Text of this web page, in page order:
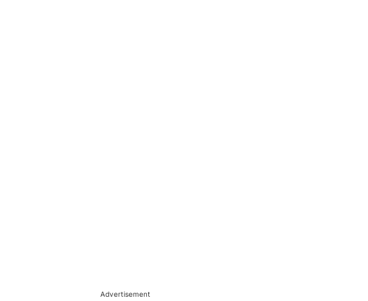
Advertisement